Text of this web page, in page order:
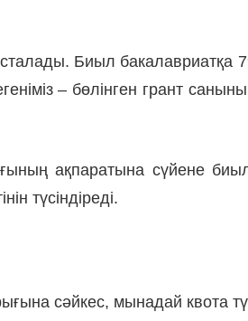
Биыл бакалавриатқа
– бөлінген грант
ақпаратына сүйене
түсіндіреді.
сәйкес, мынадай квота